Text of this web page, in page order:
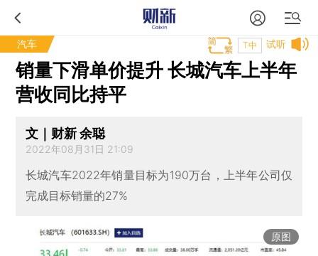
汽车 试听
T中
销量下滑单价提升 长城汽车上半年
营收同比持平
文｜财新 余聪
2022年08月31日 21:09
长城汽车2022年销量目标为190万台，上半年公司仅
完成目标销量的27%
原图